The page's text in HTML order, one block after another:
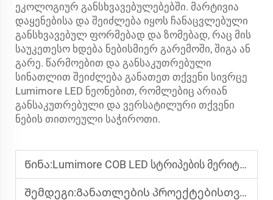
ეკოლოგიურ განსხვავებულებებში. მარტივია
დაყენებისა და შეიძლება იყოს ჩანაცვლებული
განსხვავებულ ფორმებად და ზომებად, რაც მის
საუკეთესო ხდება ნებისმიერ გარემოში, შიგა ან
გარე. წარმოებით და განსაკუთრებული
სინათლით შეიძლება განათეთ თქვენი სივრცე
Lumimore LED ნეონებით, რომლებიც არიან
განსაკუთრებული და ვერსატილური თქვენი
ნების თითოეული საჭიროთი.
Წინა:Lumimore COB LED სტრიპების მერიტები ეფექტური განათლებისთვის
Შემდეგი:Განათლების პროექტებისთვის რატომ არჩევათ Lumimore LED სტრიპები